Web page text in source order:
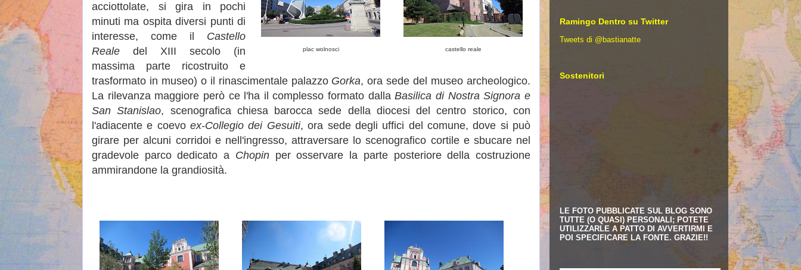
castello reale
plac wolnosci
acciottolate, si gira in pochi
minuti ma ospita diversi punti di
interesse, come il Castello
Reale del XIII secolo (in
massima parte ricostruito e
trasformato in museo) o il rinascimentale palazzo Gorka, ora sede del museo archeologico.
La rilevanza maggiore però ce l'ha il complesso formato dallaBasilica di Nostra Signora e
San Stanislao, scenografica chiesa barocca sede della diocesi del centro storico, con
l'adiacente e coevoex-Collegio dei Gesuiti, ora sede degli uffici del comune, dove si può
girare per alcuni corridoi e nell'ingresso, attraversare lo scenografico cortile e sbucare nel
gradevole parco dedicato a Chopinper osservare la parte posteriore della costruzione
ammirandone la grandiosità.
Ramingo Dentro su Twitter
Tweets di @bastianatte
Sostenitori
LE FOTO PUBBLICATE SUL BLOG SONO
TUTTE (O QUASI) PERSONALI; POTETE
UTILIZZARLE A PATTO DI AVVERTIRMI E
POI SPECIFICARE LA FONTE. GRAZIE!!